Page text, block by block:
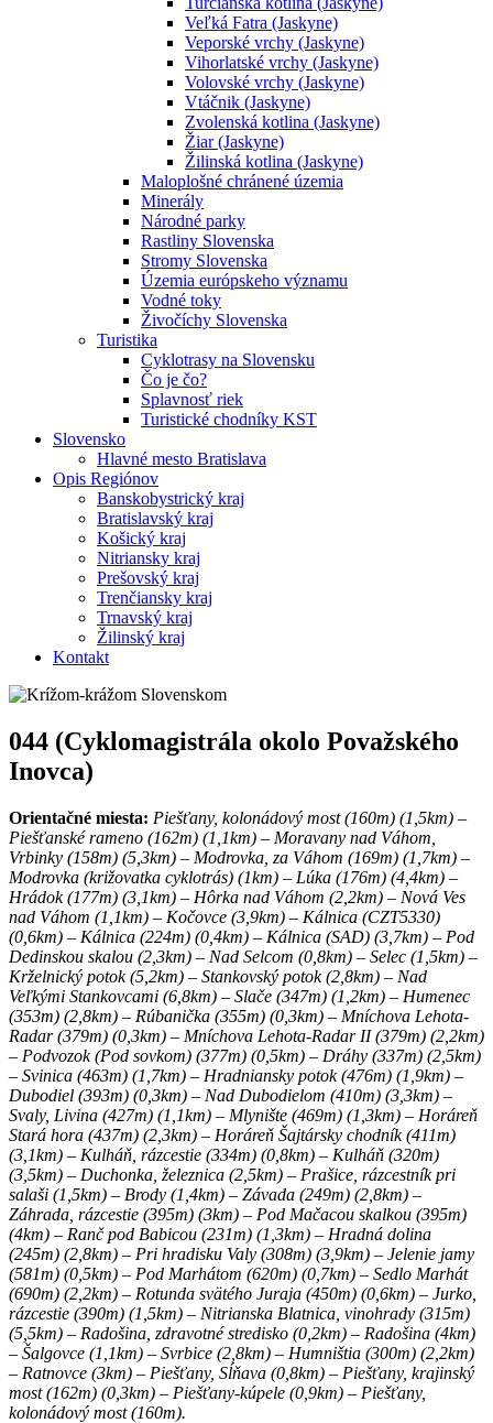
Veľká Fatra (Jaskyne)
Veporské vrchy (Jaskyne)
Vihorlatské vrchy (Jaskyne)
Volovské vrchy (Jaskyne)
Vtáčnik (Jaskyne)
Zvolenská kotlina (Jaskyne)
Žiar (Jaskyne)
Žilinská kotlina (Jaskyne)
Maloplošné chránené územia
Minerály
Národné parky
Rastliny Slovenska
Stromy Slovenska
Územia európskeho významu
Vodné toky
Živočíchy Slovenska
Turistika
Cyklotrasy na Slovensku
Čo je čo?
Splavnosť riek
Turistické chodníky KST
Slovensko
Hlavné mesto Bratislava
Opis Regiónov
Banskobystrický kraj
Bratislavský kraj
Košický kraj
Nitriansky kraj
Prešovský kraj
Trenčiansky kraj
Trnavský kraj
Žilinský kraj
Kontakt
044 (Cyklomagistrála okolo Považského
Inovca)
Orientačné miesta: Piešťany, kolonádový most (160m) (1,5km) –
Piešťanské rameno (162m) (1,1km) – Moravany nad Váhom,
Vrbinky (158m) (5,3km) – Modrovka, za Váhom (169m) (1,7km) –
Modrovka (križovatka cyklotrás) (1km) – Lúka (176m) (4,4km) –
Hrádok (177m) (3,1km) – Hôrka nad Váhom (2,2km) – Nová Ves
nad Váhom (1,1km) – Kočovce (3,9km) – Kálnica (CZT5330)
(0,6km) – Kálnica (224m) (0,4km) – Kálnica (SAD) (3,7km) – Pod
Dedinskou skalou (2,3km) – Nad Selcom (0,8km) – Selec (1,5km) –
Krželnický potok (5,2km) – Stankovský potok (2,8km) – Nad
Veľkými Stankovcami (6,8km) – Slače (347m) (1,2km) – Humenec
(353m) (2,8km) – Rúbanička (355m) (0,3km) – Mníchova Lehota-
Radar (379m) (0,3km) – Mníchova Lehota-Radar II (379m) (2,2km)
– Podvozok (Pod sovkom) (377m) (0,5km) – Dráhy (337m) (2,5km)
– Svinica (463m) (1,7km) – Hradniansky potok (476m) (1,9km) –
Dubodiel (393m) (0,3km) – Nad Dubodielom (410m) (3,3km) –
Svaly, Livina (427m) (1,1km) – Mlynište (469m) (1,3km) – Horáreň
Stará hora (437m) (2,3km) – Horáreň Šajtársky chodník (411m)
(3,1km) – Kulháň, rázcestie (334m) (0,8km) – Kulháň (320m)
(3,5km) – Duchonka, železnica (2,5km) – Prašice, rázcestník pri
salaši (1,5km) – Brody (1,4km) – Závada (249m) (2,8km) –
Záhrada, rázcestie (395m) (3km) – Pod Mačacou skalkou (395m)
(4km) – Ranč pod Babicou (231m) (1,3km) – Hradná dolina
(245m) (2,8km) – Pri hradisku Valy (308m) (3,9km) – Jelenie jamy
(581m) (0,5km) – Pod Marhátom (620m) (0,7km) – Sedlo Marhát
(690m) (2,2km) – Rotunda svätého Juraja (450m) (0,6km) – Jurko,
rázcestie (390m) (1,5km) – Nitrianska Blatnica, vinohrady (315m)
(5,5km) – Radošina, zdravotné stredisko (0,2km) – Radošina (4km)
– Šalgovce (1,1km) – Svrbice (2,8km) – Humništia (300m) (2,2km)
– Ratnovce (3km) – Piešťany, Sĺňava (0,8km) – Piešťany, krajinský
most (162m) (0,3km) – Piešťany-kúpele (0,9km) – Piešťany,
kolonádový most (160m).